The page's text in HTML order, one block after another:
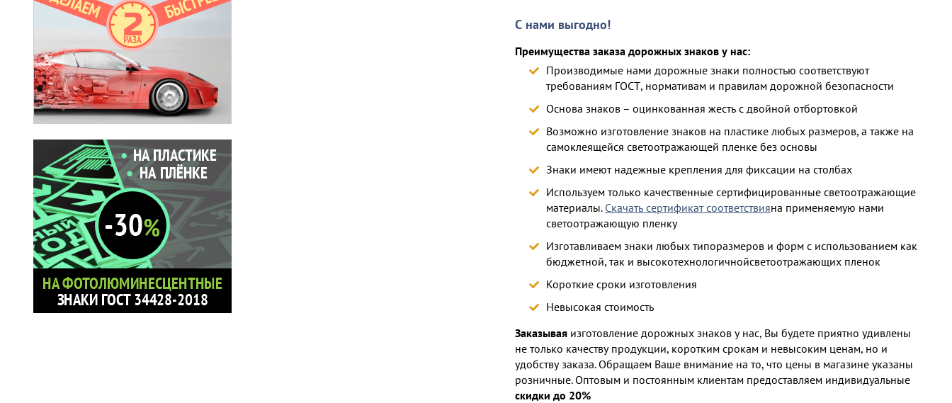
С нами выгодно!
Преимущества заказа дорожных знаков у нас:
Производимые нами дорожные знаки полностью соответствуют
требованиям ГОСТ, нормативам и правилам дорожной безопасности
Основа знаков – оцинкованная жесть с двойной отбортовкой
Возможно изготовление знаков на пластике любых размеров, а также на
самоклеящейся светоотражающей пленке без основы
Знаки имеют надежные крепления для фиксации на столбах
Используем только качественные сертифицированные светоотражающие
материалы. Скачать сертификат соответствияна применяемую нами
светоотражающую пленку
Изготавливаем знаки любых типоразмеров и форм с использованием как
бюджетной, так и высокотехнологичнойсветоотражающих пленок
Короткие сроки изготовления
Невысокая стоимость
Заказывая изготовление дорожных знаков у нас, Вы будете приятно удивлены
не только качеству продукции, коротким срокам и невысоким ценам, но и
удобству заказа. Обращаем Ваше внимание на то, что цены в магазине указаны
розничные. Оптовым и постоянным клиентам предоставляем индивидуальные
скидки до 20%